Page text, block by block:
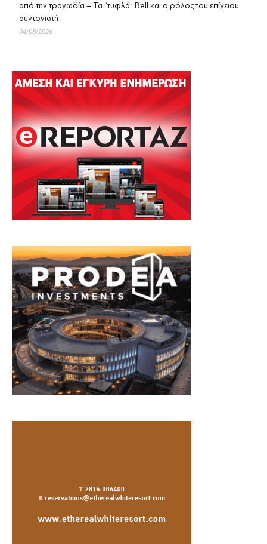
από την τραγωδία – Τα “τυφλά” Bell και ο ρόλος του επίγειου
συντονιστή
04/08/2026